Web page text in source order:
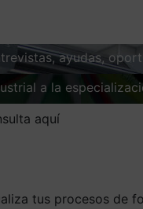
ayudas,
a la
aquí
tus procesos de